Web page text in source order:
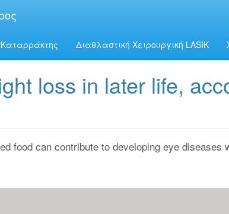
Καταρράκτης Διαθλαστική Χειρουργική LASIK
loss in later life,
food can contribute to developing eye diseases